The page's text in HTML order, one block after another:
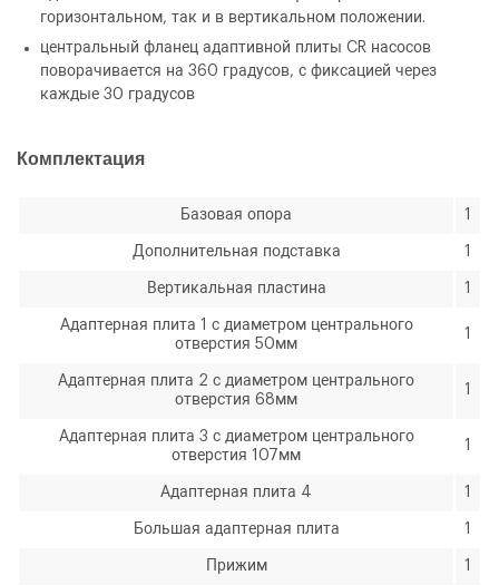
горизонтальном, так и в вертикальном положении.
центральный фланец адаптивной плиты CR насосов
поворачивается на 360 градусов, с фиксацией через
каждые 30 градусов
Комплектация
Базовая опора 1
Дополнительная подставка 1
Вертикальная пластина 1
Адаптерная плита 1 с диаметром центрального
отверстия 50мм
1
Адаптерная плита 2 с диаметром центрального
отверстия 68мм
1
Адаптерная плита 3 с диаметром центрального
отверстия 107мм
1
Адаптерная плита 4 1
Большая адаптерная плита 1
Прижим 1
Стапель для ремонта ТНВД Common Rail
М-418
Уменьшить
на
еденицу
Количество
+Увеличить
на
еденицу
Я согласен с условиямиобработки
ЗАКАЗАТЬ ЗВОНОК
Я согласен с условиямиобработки
персональных данных